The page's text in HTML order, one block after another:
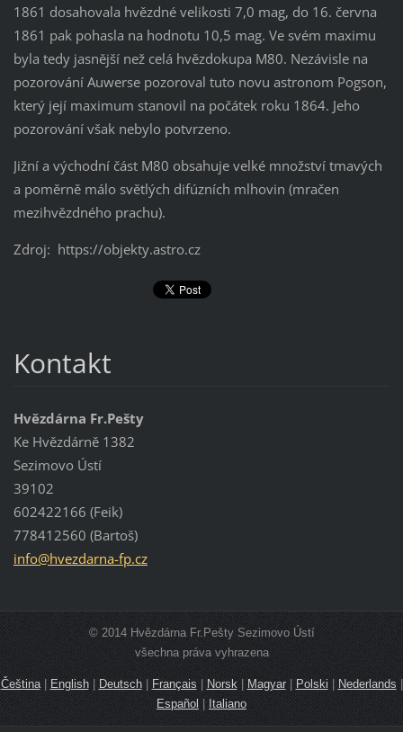
1861 dosahovala hvězdné velikosti 7,0 mag, do 16. června
1861 pak pohasla na hodnotu 10,5 mag. Ve svém maximu
byla tedy jasnější než celá hvězdokupa M80. Nezávisle na
pozorování Auwerse pozoroval tuto novu astronom Pogson,
který její maximum stanovil na počátek roku 1864. Jeho
pozorování však nebylo potvrzeno.
Jižní a východní část M80 obsahuje velké množství tmavých
a poměrně málo světlých difúzních mlhovin (mračen
mezihvězdného prachu).
Zdroj: https://objekty.astro.cz
Kontakt
Hvězdárna Fr.Pešty
Ke Hvězdárně 1382
Sezimovo Ústí
39102
602422166 (Feik)
778412560 (Bartoš)
info@hvezdarna-fp.cz
© 2014 Hvězdárna Fr.Pešty Sezimovo Ústí
všechna práva vyhrazena
Čeština| English| Deutsch| Français Norsk| Magyar| Polski Nederlands
Español
Italiano